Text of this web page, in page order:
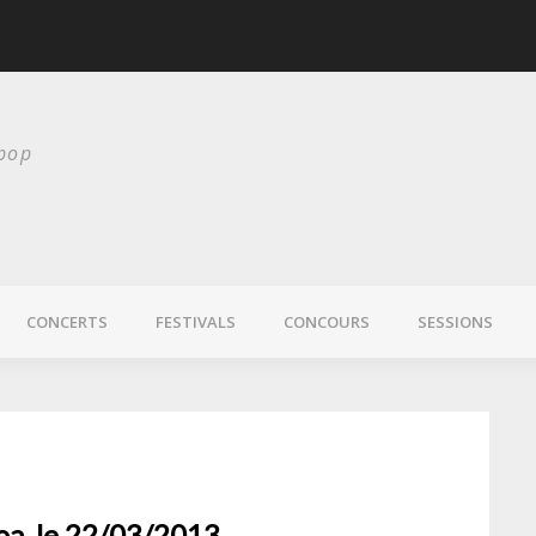
CONCERTS FESTIVALS CONCOURS SESSIONS